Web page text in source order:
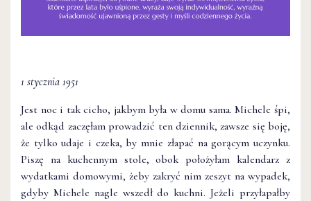
1 stycznia 1951
Jest noc i tak cicho, jakbym była w domu sama. Michele śpi,
ale odkąd zaczęłam prowadzić ten dziennik, zawsze się boję,
że tylko udaje i czeka, by mnie złapać na gorącym uczynku.
Piszę na kuchennym stole, obok położyłam kalendarz z
wydatkami domowymi, żeby zakryć nim zeszyt na wypadek,
gdyby Michele nagle wszedł do kuchni. Jeżeli przyłapałby